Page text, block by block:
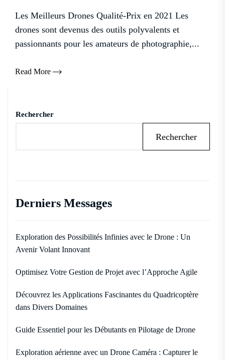
Les Meilleurs Drones Qualité-Prix en 2021 Les
drones sont devenus des outils polyvalents et
passionnants pour les amateurs de photographie,...
Read More
Rechercher
Rechercher
Derniers Messages
Exploration des Possibilités Infinies avec le Drone : Un
Avenir Volant Innovant
Optimisez Votre Gestion de Projet avec l’Approche Agile
Découvrez les Applications Fascinantes du Quadricoptère
dans Divers Domaines
Guide Essentiel pour les Débutants en Pilotage de Drone
Exploration aérienne avec un Drone Caméra : Capturer le